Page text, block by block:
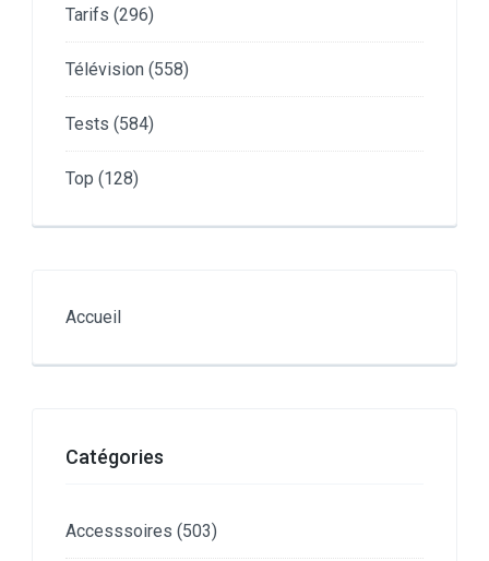
Tarifs (296)
Télévision (558)
Tests (584)
Top (128)
Accueil
Catégories
Accesssoires (503)